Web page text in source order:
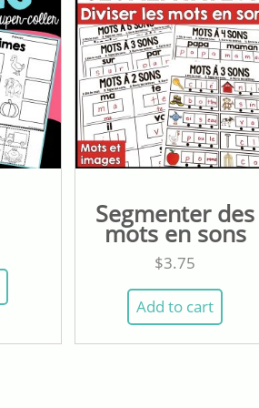
Segmenter des
mots en sons
$3.75
Add to cart